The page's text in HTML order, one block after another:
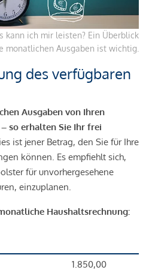
kann ich mir leisten? Ein Überblick
monatlichen Ausgaben ist wichtig.
des verfügbaren
Ausgaben von Ihren
so erhalten Sie Ihr frei
ist jener Betrag, den Sie für Ihre
können. Es empfiehlt sich,
für unvorhergesehene
einzuplanen.
Haushaltsrechnung:
1.850,00